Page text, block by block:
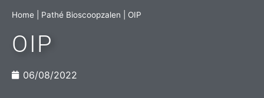
Home Pathé Bioscoopzalen OIP
OIP
06/08/2022